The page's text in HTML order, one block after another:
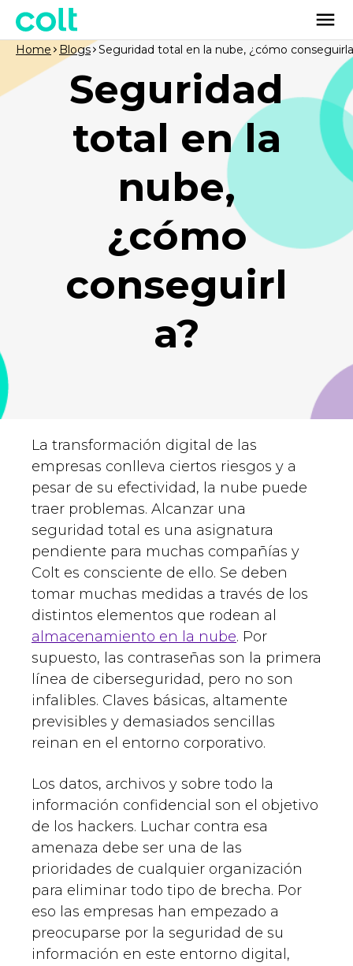
Seguridad
total en la
nube,
¿cómo
conseguirl
a?
Home Blogs Seguridad total en la nube, ¿cómo
La transformación digital de las
empresas conlleva ciertos riesgos y a
pesar de su efectividad, la nube puede
traer problemas. Alcanzar una
seguridad total es una asignatura
pendiente para muchas compañías y
Colt es consciente de ello. Se deben
tomar muchas medidas a través de los
distintos elementos que rodean al
almacenamiento en la nube. Por
supuesto, las contraseñas son la primera
línea de ciberseguridad, pero no son
infalibles. Claves básicas, altamente
previsibles y demasiados sencillas
reinan en el entorno corporativo.
Los datos, archivos y sobre todo la
información confidencial son el objetivo
de los hackers. Luchar contra esa
amenaza debe ser una de las
prioridades de cualquier organización
para eliminar todo tipo de brecha. Por
eso las empresas han empezado a
preocuparse por la seguridad de su
información en este entorno digital,